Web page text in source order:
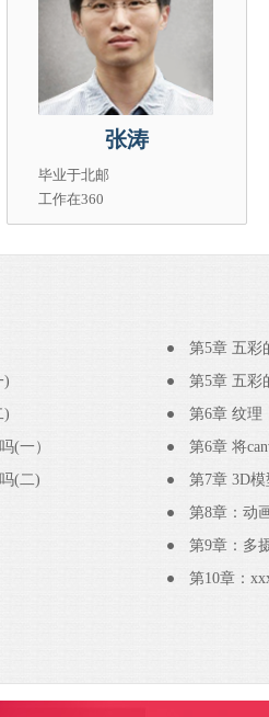
张涛
毕业于北邮
工作在360
)
)
(一）
(二)
第5章 五彩
第5章 五彩
第6章 纹理
第7章 3D
第9章：多
第10章：